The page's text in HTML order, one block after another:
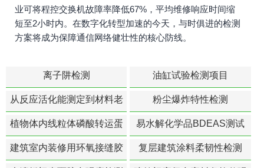
业可将程控交换机故障率降低67%，平均维修响应时间缩
短至2小时内。在数字化转型加速的今天，与时俱进的检测
方案将成为保障通信网络健壮性的核心防线。
离子阱检测 油缸试验检测项目
从反应活化能测定到材料老
化寿命预测的经典模型
粉尘爆炸特性检测
植物体内线粒体磷酸转运蛋
白活性检测
易水解化学品BDEAS测试
建筑室内装修用环氧接缝胶
苯含量检测
复层建筑涂料柔韧性检测